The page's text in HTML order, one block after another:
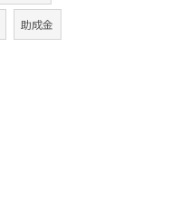
助成金